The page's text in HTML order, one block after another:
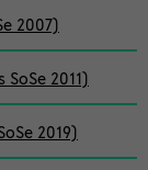
2007)
2011)
2019)